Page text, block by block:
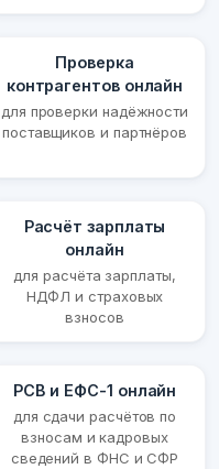
Проверка
контрагентов онлайн
для проверки надёжности
поставщиков и партнёров
Расчёт зарплаты
онлайн
для расчёта зарплаты,
НДФЛ и страховых
взносов
РСВ и ЕФС-1 онлайн
для сдачи расчётов по
взносам и кадровых
сведений в ФНС и СФР